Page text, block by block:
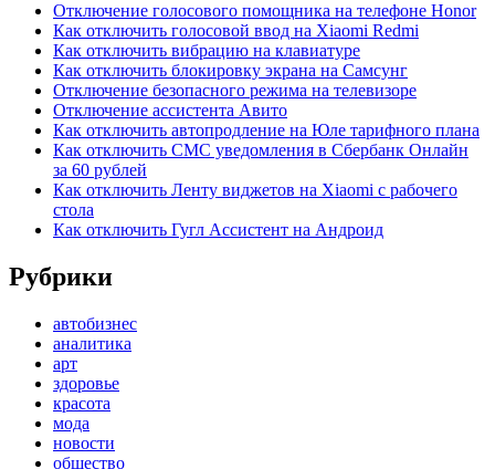
Отключение голосового помощника на телефоне Honor
Как отключить голосовой ввод на Xiaomi Redmi
Как отключить вибрацию на клавиатуре
Как отключить блокировку экрана на Самсунг
Отключение безопасного режима на телевизоре
Отключение ассистента Авито
Как отключить автопродление на Юле тарифного плана
Как отключить СМС уведомления в Сбербанк Онлайн
за 60 рублей
Как отключить Ленту виджетов на Xiaomi с рабочего
стола
Как отключить Гугл Ассистент на Андроид
Рубрики
автобизнес
аналитика
арт
здоровье
красота
мода
новости
общество